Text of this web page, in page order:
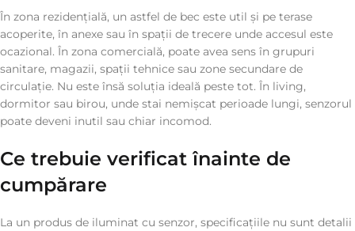
În zona rezidențială, un astfel de bec este util și pe terase
acoperite, în anexe sau în spații de trecere unde accesul este
ocazional. În zona comercială, poate avea sens în grupuri
sanitare, magazii, spații tehnice sau zone secundare de
circulație. Nu este însă soluția ideală peste tot. În living,
dormitor sau birou, unde stai nemișcat perioade lungi, senzorul
poate deveni inutil sau chiar incomod.
Ce trebuie verificat înainte de
cumpărare
La un produs de iluminat cu senzor, specificațiile nu sunt detalii